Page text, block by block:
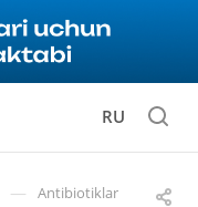
RU
— Antibiotiklar